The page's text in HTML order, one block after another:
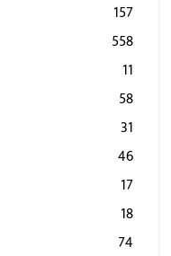
157
558
11
58
31
46
17
18
74